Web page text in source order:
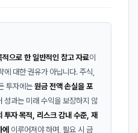
으로 한 일반적인 참고 자료이
에 대한 권유가 아닙니다. 주식,
투자에는 원금 전액 손실을 포
성과는 미래 수익을 보장하지 않
투자 목적, 리스크 감내 수준, 재
이루어져야 하며, 필요 시 금